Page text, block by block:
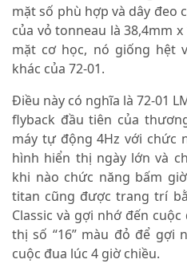
mặt số phù hợp và dây đeo
của vỏ tonneau là 38,4mm
mặt cơ học, nó giống hệt
khác của 72-01.
Điều này có nghĩa là 72-01
flyback đầu tiên của
máy tự động 4Hz với chức
hình hiển thị ngày lớn và
khi nào chức năng bấm
titan cũng được trang trí
Classic và gợi nhớ đến
thị số “16” màu đỏ để gợi
cuộc đua lúc 4 giờ chiều.